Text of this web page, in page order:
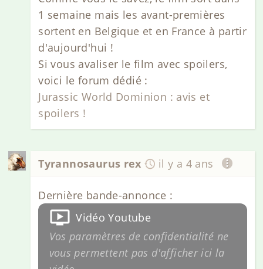
1 semaine mais les avant-premières
sortent en Belgique et en France à partir
d'aujourd'hui !
Si vous avaliser le film avec spoilers,
voici le forum dédié :
Jurassic World Dominion : avis et
spoilers !
Tyrannosaurus rex il y a 4 ans
Dernière bande-annonce :
Vidéo Youtube
Vos paramètres de confidentialité ne
vous permettent pas d'afficher ici la